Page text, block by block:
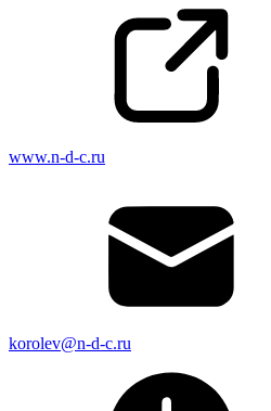
www.n-d-c.ru
korolev@n-d-c.ru